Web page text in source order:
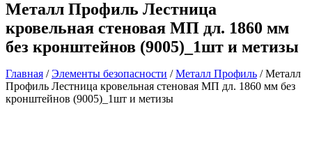
Металл Профиль Лестница
кровельная стеновая МП дл. 1860 мм
без кронштейнов (9005)_1шт и метизы
Главная /Элементы безопасности /Металл Профиль / Металл
Профиль Лестница кровельная стеновая МП дл. 1860 мм без
кронштейнов (9005)_1шт и метизы